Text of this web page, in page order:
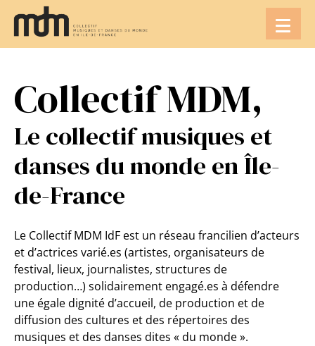
contenu
Collectif MDM,
Le collectif musiques et
danses du monde en Île-
de-France
Le Collectif MDM IdF est un réseau francilien d’acteurs
et d’actrices varié.es (artistes, organisateurs de
festival, lieux, journalistes, structures de
production…) solidairement engagé.es à défendre
une égale dignité d’accueil, de production et de
diffusion des cultures et des répertoires des
musiques et des danses dites « du monde ».